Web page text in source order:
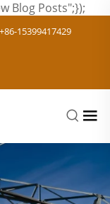
Blog Posts";});
+86-15399417429